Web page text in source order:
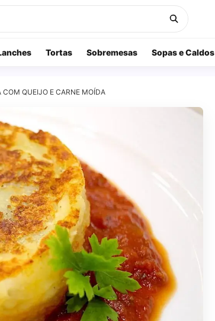
Tortas Sobremesas Sopas e Caldos
COM QUEIJO E CARNE MOÍDA